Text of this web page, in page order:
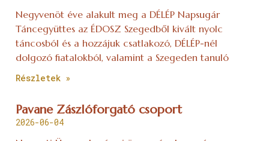
Negyvenöt éve alakult meg a DÉLÉP Napsugár
Táncegyüttes az ÉDOSZ Szegedből kivált nyolc
táncosból és a hozzájuk csatlakozó, DÉLÉP-nél
dolgozó fiatalokból, valamint a Szegeden tanuló
Részletek »
Pavane Zászlóforgató csoport
2026-06-04